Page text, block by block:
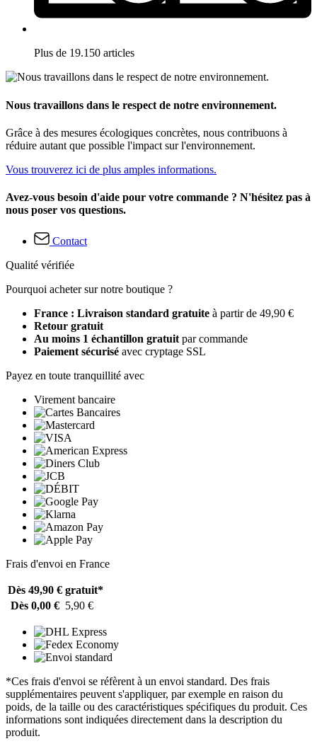
Plus de 19.150 articles
Nous travaillons dans le respect de notre environnement.
Grâce à des mesures écologiques concrètes, nous contribuons à
réduire autant que possible l'impact sur l'environnement.
Vous trouverez ici de plus amples informations.
Avez-vous besoin d'aide pour votre commande ? N'hésitez pas à
nous poser vos questions.
Contact
Qualité vérifiée
Pourquoi acheter sur notre boutique ?
France : Livraison standard gratuite à partir de 49,90 €
Retour gratuit
Au moins 1 échantillon gratuit par commande
Paiement sécurisé avec cryptage SSL
Payez en toute tranquillité avec
Virement bancaire
Frais d'envoi en France
Dès 49,90 € gratuit*
Dès 0,00 € 5,90 €
*Ces frais d'envoi se réfèrent à un envoi standard. Des frais
supplémentaires peuvent s'appliquer, par exemple en raison du
poids, de la taille ou des caractéristiques spécifiques du produit. Ces
informations sont indiquées directement dans la description du
produit.